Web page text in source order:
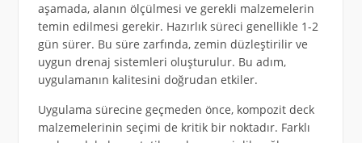
aşamada, alanın ölçülmesi ve gerekli malzemelerin
temin edilmesi gerekir. Hazırlık süreci genellikle 1-2
gün sürer. Bu süre zarfında, zemin düzleştirilir ve
uygun drenaj sistemleri oluşturulur. Bu adım,
uygulamanın kalitesini doğrudan etkiler.
Uygulama sürecine geçmeden önce, kompozit deck
malzemelerinin seçimi de kritik bir noktadır. Farklı